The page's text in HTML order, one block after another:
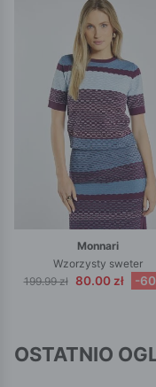
Monnari
Wzorzysty sweter
199.99 zł 80.00 zł -
OSTATNIO